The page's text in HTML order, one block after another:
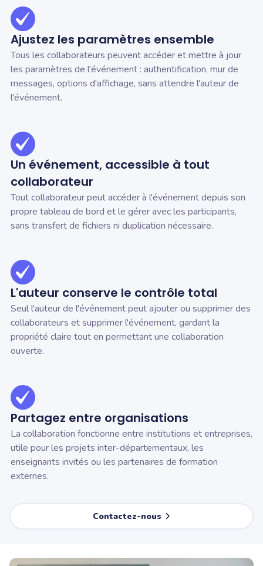
Ajustez les paramètres ensemble
Tous les collaborateurs peuvent accéder et mettre à jour
les paramètres de l'événement : authentification, mur de
messages, options d'affichage, sans attendre l'auteur de
l'événement.
Un événement, accessible à tout
collaborateur
Tout collaborateur peut accéder à l'événement depuis son
propre tableau de bord et le gérer avec les participants,
sans transfert de fichiers ni duplication nécessaire.
L'auteur conserve le contrôle total
Seul l'auteur de l'événement peut ajouter ou supprimer des
collaborateurs et supprimer l'événement, gardant la
propriété claire tout en permettant une collaboration
ouverte.
Partagez entre organisations
La collaboration fonctionne entre institutions et entreprises,
utile pour les projets inter-départementaux, les
enseignants invités ou les partenaires de formation
externes.
Contactez-nous